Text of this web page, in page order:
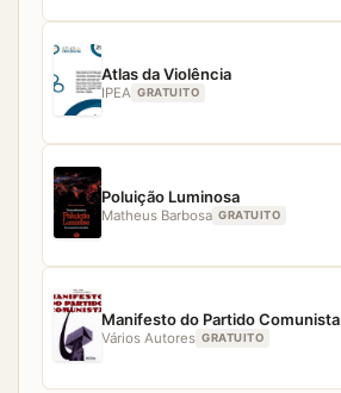
Atlas da Violência
IPEA GRATUITO
Poluição Luminosa
Matheus Barbosa GRATUITO
Manifesto do Partido Comunista
Vários Autores GRATUITO